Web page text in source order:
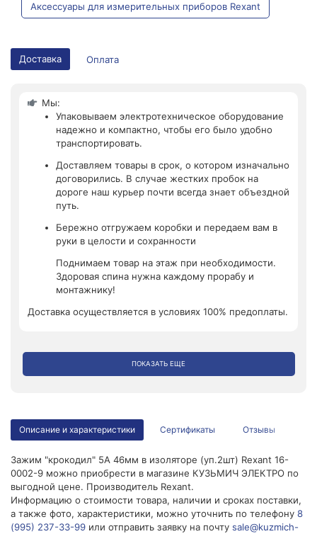
Аксессуары для измерительных приборов Rexant
Доставка Оплата
Мы:
Упаковываем электротехническое оборудование
надежно и компактно, чтобы его было удобно
транспортировать.
Доставляем товары в срок, о котором изначально
договорились. В случае жестких пробок на
дороге наш курьер почти всегда знает объездной
путь.
Бережно отгружаем коробки и передаем вам в
руки в целости и сохранности
Поднимаем товар на этаж при необходимости.
Здоровая спина нужна каждому прорабу и
монтажнику!
Доставка осуществляется в условиях 100% предоплаты.
ПОКАЗАТЬ ЕЩЕ
Описание и характеристики Сертификаты Отзывы
Зажим "крокодил" 5А 46мм в изоляторе (уп.2шт) Rexant 16-
0002-9 можно приобрести в магазине КУЗЬМИЧ ЭЛЕКТРО по
выгодной цене. Производитель Rexant.
Информацию о стоимости товара, наличии и сроках поставки,
а также фото, характеристики, можно уточнить по телефону 8
(995) 237-33-99 или отправить заявку на почту sale@kuzmich-